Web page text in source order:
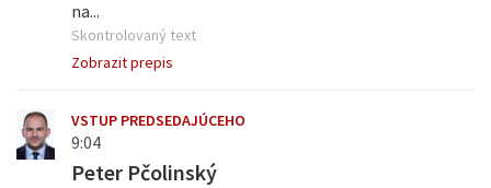
na...
Skontrolovaný text
Zobrazit prepis
VSTUP PREDSEDAJÚCEHO
9:04
Peter Pčolinský